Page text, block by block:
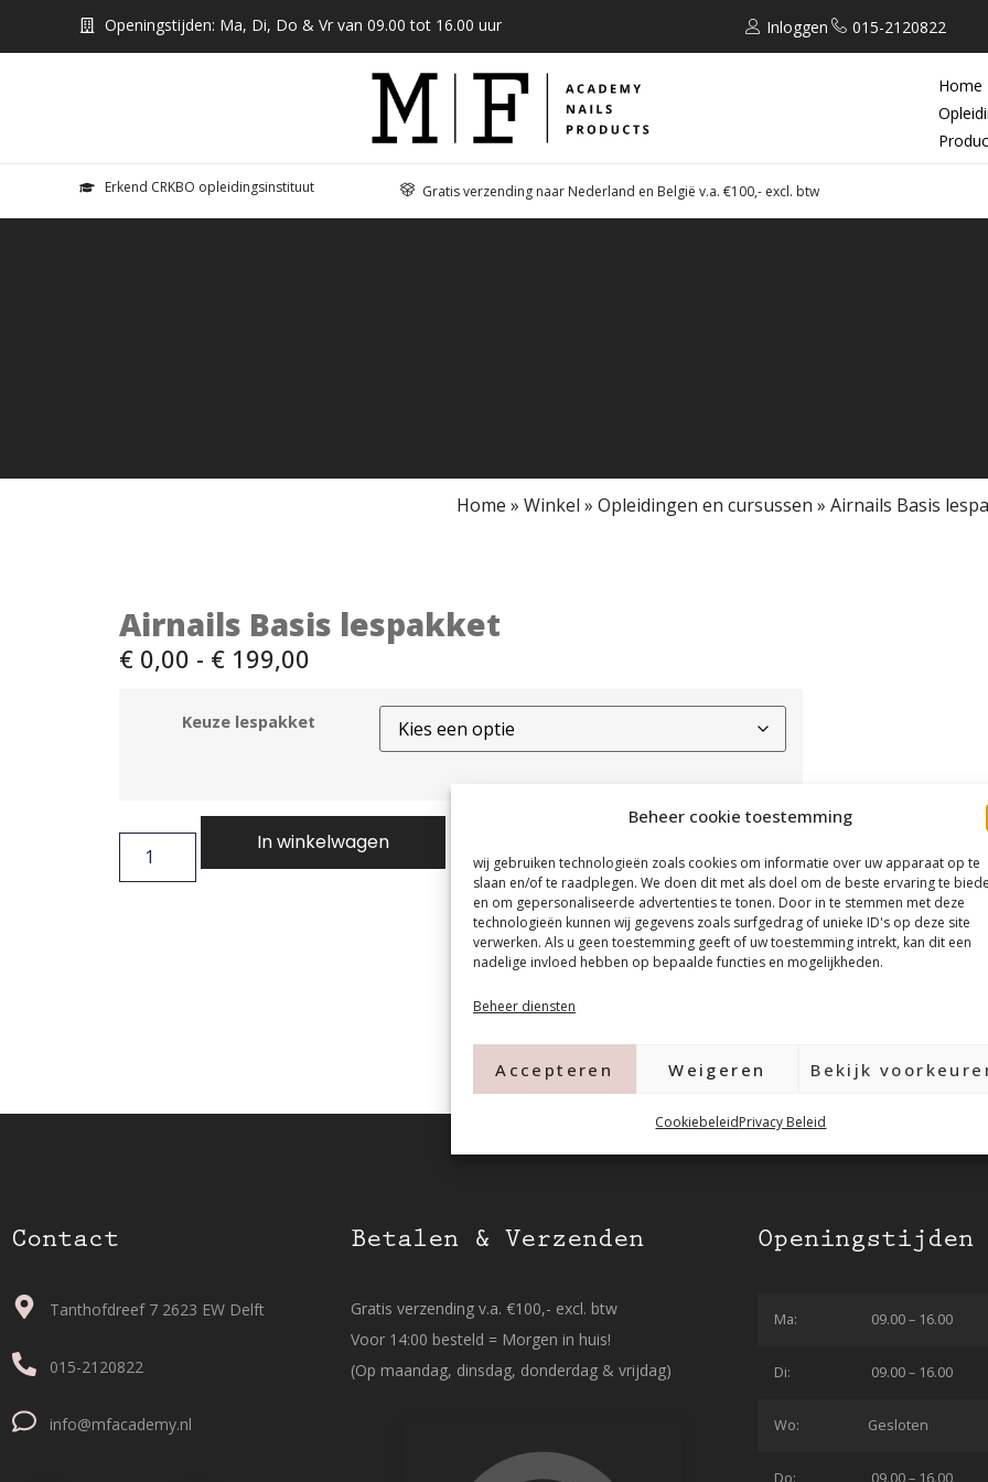
Beheer cookie toestemming
wij gebruiken technologieën zoals cookies om informatie over uw apparaat op te
slaan en/of te raadplegen. We doen dit met als doel om de beste ervaring te
en om gepersonaliseerde advertenties te tonen. Door in te stemmen met deze
technologieën kunnen wij gegevens zoals surfgedrag of unieke ID's op deze site
verwerken. Als u geen toestemming geeft of uw toestemming intrekt, kan dit een
nadelige invloed hebben op bepaalde functies en mogelijkheden.
Beheer diensten
Accepteren Weigeren Bekijk
CookiebeleidPrivacy Beleid
Openingstijden: Ma, Di, Do & Vr van 09.00 tot 16.00 uur Inloggen 015-2120822
Home
Erkend CRKBO opleidingsinstituut Gratis verzending naar Nederland en België v.a. €100,- excl. btw
Home » Winkel » Opleidingen en cursussen » Airnails Basis
Airnails Basis lespakket
€0,00 - €199,00
Keuze lespakket
In winkelwagen
Contact
Tanthofdreef 7 2623 EW Delft
015-2120822
info@mfacademy.nl
Betalen & Verzenden
Gratis verzending v.a. €100,- excl. btw
Voor 14:00 besteld = Morgen in huis!
(Op maandag, dinsdag, donderdag & vrijdag)
Openingstijden
Ma: 09.00 – 16.00
Di: 09.00 – 16.00
Wo: Gesloten
Do: 09.00 – 16.00